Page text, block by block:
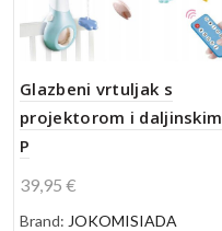
Glazbeni vrtuljak s
projektorom i daljinskim
P
39,95€
Brand: JOKOMISIADA